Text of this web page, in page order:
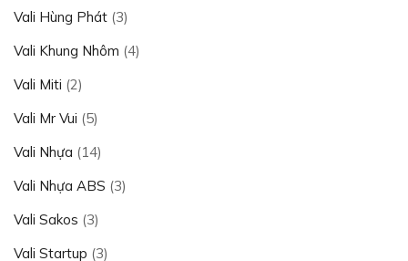
Vali Hùng Phát (3)
Vali Khung Nhôm (4)
Vali Miti (2)
Vali Mr Vui (5)
Vali Nhựa (14)
Vali Nhựa ABS (3)
Vali Sakos (3)
Vali Startup (3)